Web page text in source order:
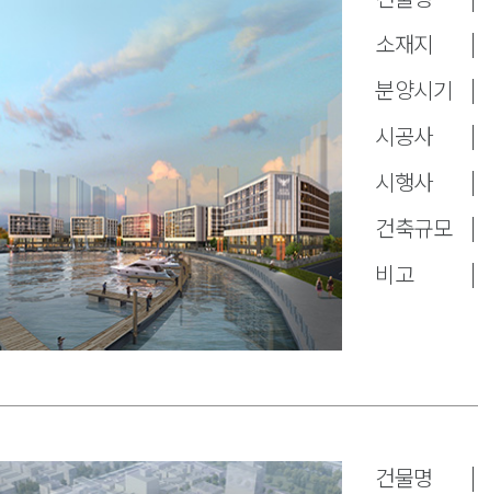
소재지
분양시기
시공사
시행사
건축규모
비고
건물명